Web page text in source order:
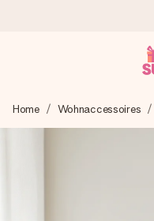
Wir bereiten dein
blitzschnell – damit du
4,8 (basierend
Home Wohnaccessoires